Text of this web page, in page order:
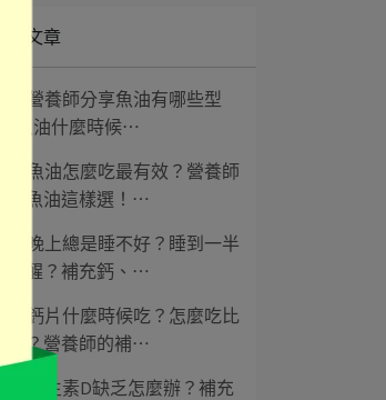
最新文章
營養師分享魚油有哪些型
態, 魚油什麼時候⋯
魚油怎麼吃最有效？營養師
教你魚油這樣選！⋯
晚上總是睡不好？睡到一半
老是醒？補充鈣、⋯
鈣片什麼時候吃？怎麼吃比
較好？營養師的補⋯
維生素D缺乏怎麼辦？補充